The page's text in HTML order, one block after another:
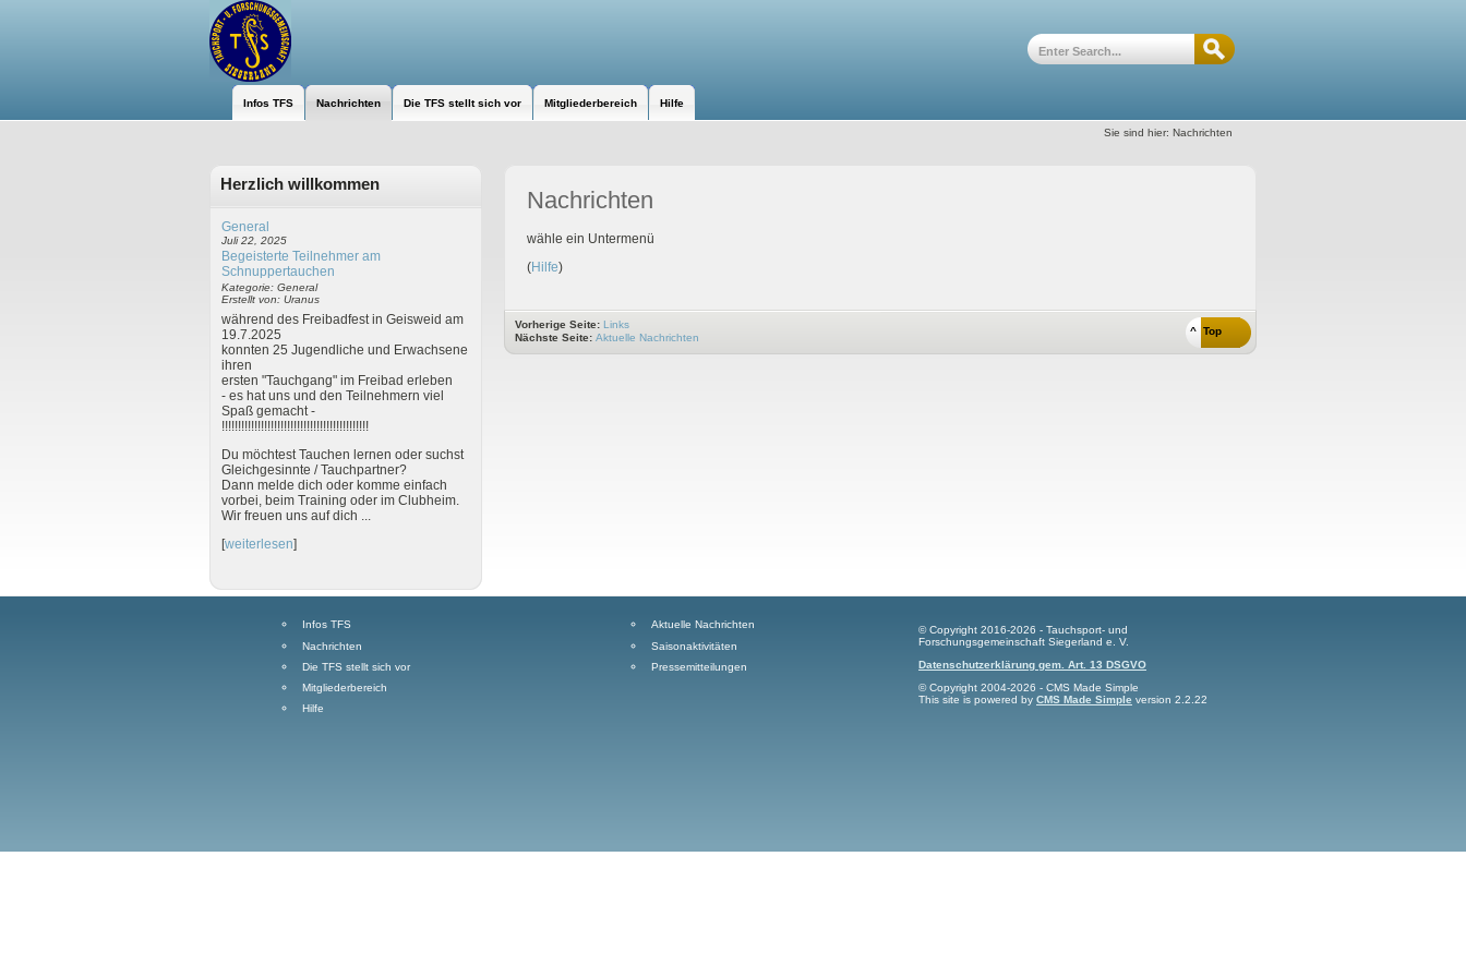
Infos TFS Nachrichten Die TFS stellt sich vor Mitgliederbereich Hilfe
Sie sind hier:Nachrichten
Herzlich willkommen
General
Juli 22, 2025
Begeisterte Teilnehmer am
Schnuppertauchen
Kategorie: General
Erstellt von: Uranus
während des Freibadfest in Geisweid am
19.7.2025
konnten 25 Jugendliche und Erwachsene
ihren
ersten "Tauchgang" im Freibad erleben
- es hat uns und den Teilnehmern viel
Spaß gemacht -
!!!!!!!!!!!!!!!!!!!!!!!!!!!!!!!!!!!!!!!!!!!!!
Du möchtest Tauchen lernen oder suchst
Gleichgesinnte / Tauchpartner?
Dann melde dich oder komme einfach
vorbei, beim Training oder im Clubheim.
Wir freuen uns auf dich ...
[weiterlesen]
Nachrichten
wähle ein Untermenü
(Hilfe)
^ Top
Vorherige Seite: Links
Nächste Seite: Aktuelle Nachrichten
Infos TFS
Nachrichten
Die TFS stellt sich vor
Mitgliederbereich
Hilfe
Aktuelle Nachrichten
Saisonaktivitäten
Pressemitteilungen
© Copyright 2016-2026 - Tauchsport- und
Forschungsgemeinschaft Siegerland e. V.
Datenschutzerklärung gem. Art. 13 DSGVO
© Copyright 2004-2026 - CMS Made Simple
This site is powered by CMS Made Simple version 2.2.22